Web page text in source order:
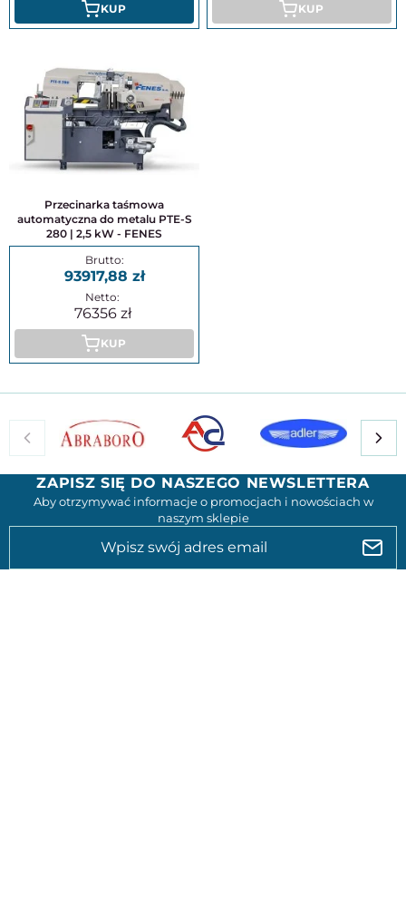
KUP KUP
Przecinarka taśmowa
automatyczna do metalu PTE-S
280 | 2,5 kW - FENES
93917,88
76356
KUP
ZAPISZ SIĘ DO NASZEGO NEWSLETTERA
Aby otrzymywać informacje o promocjach i nowościach w
naszym sklepie